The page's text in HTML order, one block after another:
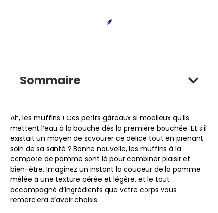
Sommaire
Ah, les muffins ! Ces petits gâteaux si moelleux qu’ils
mettent l’eau à la bouche dès la première bouchée. Et s’il
existait un moyen de savourer ce délice tout en prenant
soin de sa santé ? Bonne nouvelle, les muffins à la
compote de pomme sont là pour combiner plaisir et
bien-être. Imaginez un instant la douceur de la pomme
mêlée à une texture aérée et légère, et le tout
accompagné d’ingrédients que votre corps vous
remerciera d’avoir choisis.